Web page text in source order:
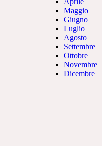
Aprile
Maggio
Giugno
Luglio
Agosto
Settembre
Ottobre
Novembre
Dicembre